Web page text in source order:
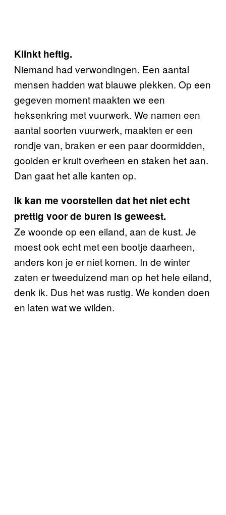
Klinkt heftig.
Niemand had verwondingen. Een aantal
mensen hadden wat blauwe plekken. Op een
gegeven moment maakten we een
heksenkring met vuurwerk. We namen een
aantal soorten vuurwerk, maakten er een
rondje van, braken er een paar doormidden,
gooiden er kruit overheen en staken het aan.
Dan gaat het alle kanten op.
Ik kan me voorstellen dat het niet echt
prettig voor de buren is geweest.
Ze woonde op een eiland, aan de kust. Je
moest ook echt met een bootje daarheen,
anders kon je er niet komen. In de winter
zaten er tweeduizend man op het hele eiland,
denk ik. Dus het was rustig. We konden doen
en laten wat we wilden.